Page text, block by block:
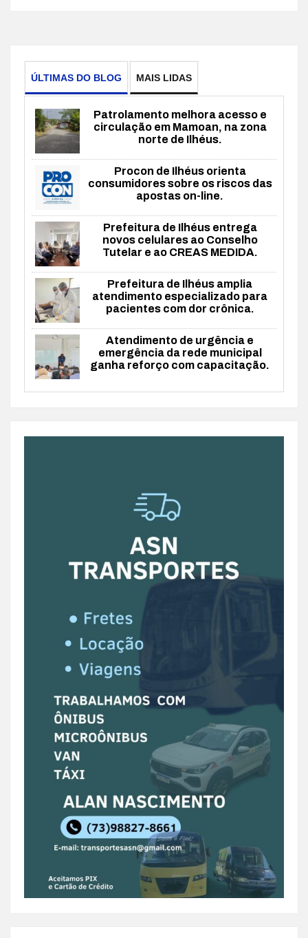
ÚLTIMAS DO BLOG MAIS LIDAS
Patrolamento melhora acesso e
circulação em Mamoan, na zona
norte de Ilhéus.
Procon de Ilhéus orienta
consumidores sobre os riscos das
apostas on-line.
Prefeitura de Ilhéus entrega
novos celulares ao Conselho
Tutelar e ao CREAS MEDIDA.
Prefeitura de Ilhéus amplia
atendimento especializado para
pacientes com dor crônica.
Atendimento de urgência e
emergência da rede municipal
ganha reforço com capacitação.